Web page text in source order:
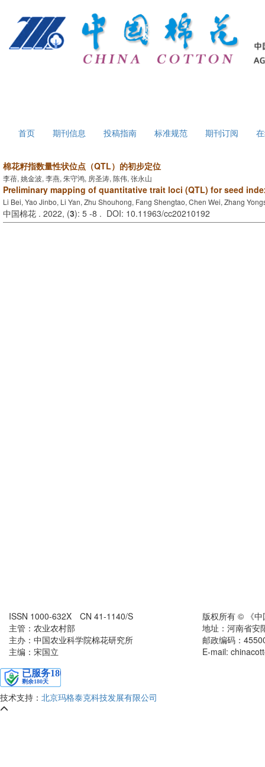
首页 期刊信息 投稿指南 标准规范 期刊订阅
棉花籽指数量性状位点（QTL）的初步定位
李蓓, 姚金波, 李燕, 朱守鸿, 房圣涛, 陈伟, 张永山
Preliminary mapping of quantitative trait loci (QTL) for seed
Li Bei, Yao Jinbo, Li Yan, Zhu Shouhong, Fang Shengtao, Chen Wei, Zhang
中国棉花 . 2022, (3): 5 -8 . DOI: 10.11963/cc20210192
ISSN 1000-632X CN 41-1140/S
主管：农业农村部
主办：中国农业科学院棉花研究所
主编：宋国立
版权所有 © 《
地址：河南省安
邮政编码：
E-mail:
技术支持： 北京玛格泰克科技发展有限公司